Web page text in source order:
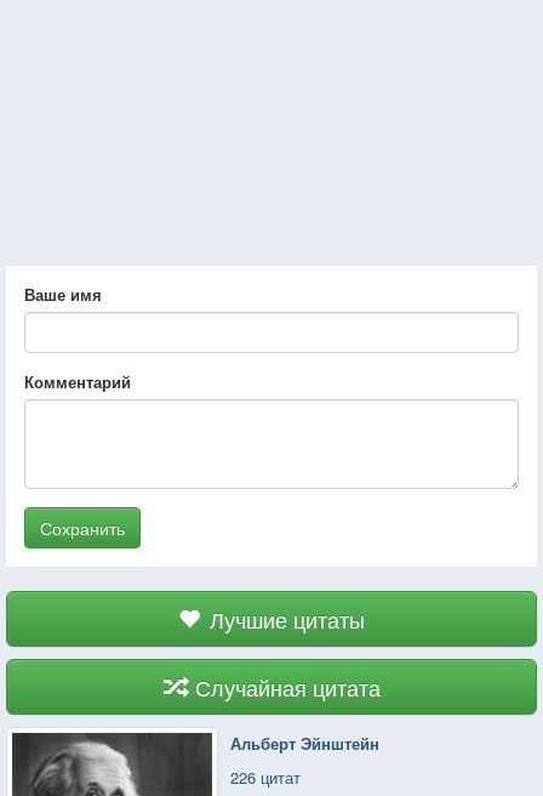
Ваше имя
Комментарий
Сохранить
Лучшие цитаты
Случайная цитата
Альберт Эйнштейн
226 цитат